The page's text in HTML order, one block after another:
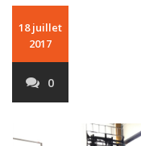
18 juillet
2017
0